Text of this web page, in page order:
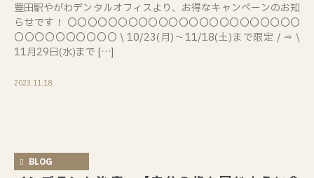
豊田駅やがわデンタルオフィスより、お得なキャンペーンのお知
らせです！ 〇〇〇〇〇〇〇〇〇〇〇〇〇〇〇〇〇〇〇〇〇〇〇
〇〇〇〇〇〇〇〇〇〇 \ 10/23(月)～11/18(土)まで限定 / ⇒ \
11月29日(水)まで […]
2023.11.18
BLOG